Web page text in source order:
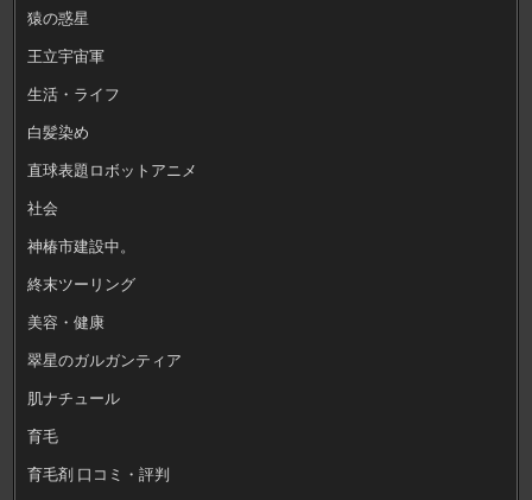
猿の惑星
王立宇宙軍
生活・ライフ
白髪染め
直球表題ロボットアニメ
社会
神椿市建設中。
終末ツーリング
美容・健康
翠星のガルガンティア
肌ナチュール
育毛
育毛剤 口コミ・評判